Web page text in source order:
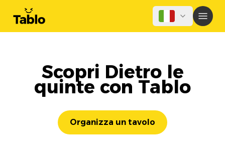
Scopri Dietro le
quinte con Tablo
Organizza un tavolo